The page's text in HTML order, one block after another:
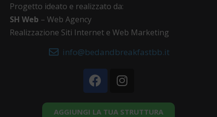
Progetto ideato e realizzato da:
SH Web – Web Agency
Realizzazione Siti Internet e Web Marketing
info@bedandbreakfastbb.it
AGGIUNGI LA TUA STRUTTURA